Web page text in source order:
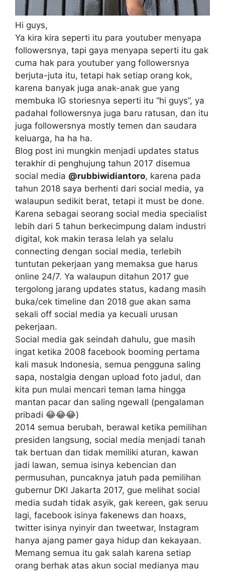
Hi guys,
Ya kira kira seperti itu para youtuber menyapa
followersnya, tapi gaya menyapa seperti itu gak
cuma hak para youtuber yang followersnya
berjuta-juta itu, tetapi hak setiap orang kok,
karena banyak juga anak-anak gue yang
membuka IG storiesnya seperti itu “hi guys”, ya
padahal followersnya juga baru ratusan, dan itu
juga followersnya mostly temen dan saudara
keluarga, ha ha ha.
Blog post ini mungkin menjadi updates status
terakhir di penghujung tahun 2017 disemua
social media @rubbiwidiantoro, karena pada
tahun 2018 saya berhenti dari social media, ya
walaupun sedikit berat, tetapi it must be done.
Karena sebagai seorang social media specialist
lebih dari 5 tahun berkecimpung dalam industri
digital, kok makin terasa lelah ya selalu
connecting dengan social media, terlebih
tuntutan pekerjaan yang memaksa gue harus
online 24/7. Ya walaupun ditahun 2017 gue
tergolong jarang updates status, kadang masih
buka/cek timeline dan 2018 gue akan sama
sekali off social media ya kecuali urusan
pekerjaan.
Social media gak seindah dahulu, gue masih
ingat ketika 2008 facebook booming pertama
kali masuk Indonesia, semua pengguna saling
sapa, nostalgia dengan upload foto jadul, dan
kita pun mulai mencari teman lama hingga
mantan pacar dan saling ngewall (pengalaman
pribadi 😂😂😂)
2014 semua berubah, berawal ketika pemilihan
presiden langsung, social media menjadi tanah
tak bertuan dan tidak memiliki aturan, kawan
jadi lawan, semua isinya kebencian dan
permusuhan, puncaknya jatuh pada pemilihan
gubernur DKI Jakarta 2017, gue melihat social
media sudah tidak asyik, gak kereen, gak seruu
lagi, facebook isinya fakenews dan hoaxs,
twitter isinya nyinyir dan tweetwar, Instagram
hanya ajang pamer gaya hidup dan kekayaan.
Memang semua itu gak salah karena setiap
orang berhak atas akun social medianya mau